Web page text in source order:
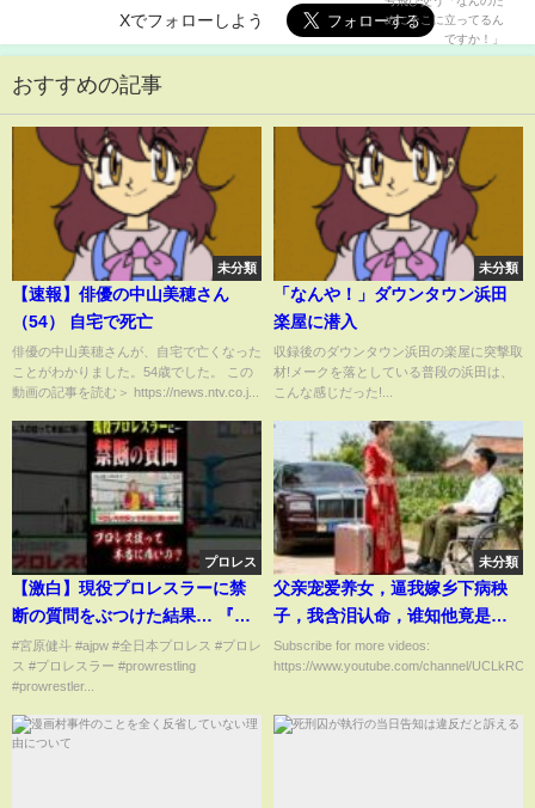
Xでフォローしよう
おすすめの記事
未分類
【速報】俳優の中山美穂さん
（54） 自宅で死亡
俳優の中山美穂さんが、自宅で亡くなった
ことがわかりました。54歳でした。 この
動画の記事を読む＞ https://news.ntv.co.j...
未分類
「なんや！」ダウンタウン浜田
楽屋に潜入
収録後のダウンタウン浜田の楽屋に突撃取
材!メークを落としている普段の浜田は、
こんな感じだった!...
プロレス
【激白】現役プロレスラーに禁
断の質問をぶつけた結果… 『プ
ロレス技って痛いの？』
#shorts
#宮原健斗 #ajpw #全日本プロレス #プロレ
ス #プロレスラー #prowrestling
#prowrestler...
未分類
父亲宠爱养女，逼我嫁乡下病秧
子，我含泪认命，谁知他竟是权
倾全球的军阀大佬 ！💘
#chinese television dramas #
Subscribe for more videos:
https://www.youtube.com/channel/